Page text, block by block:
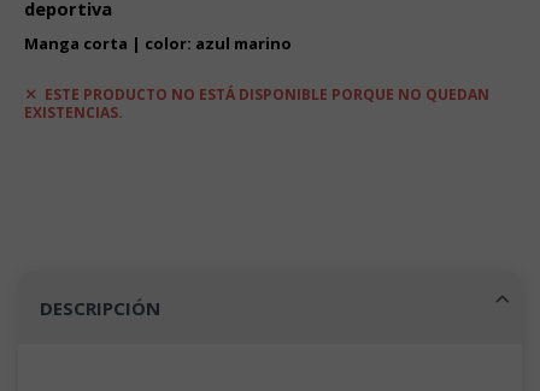
hasta
deportiva
Manga corta | color: azul marino
ESTE PRODUCTO NO ESTÁ DISPONIBLE PORQUE NO QUEDAN
EXISTENCIAS.
DESCRIPCIÓN